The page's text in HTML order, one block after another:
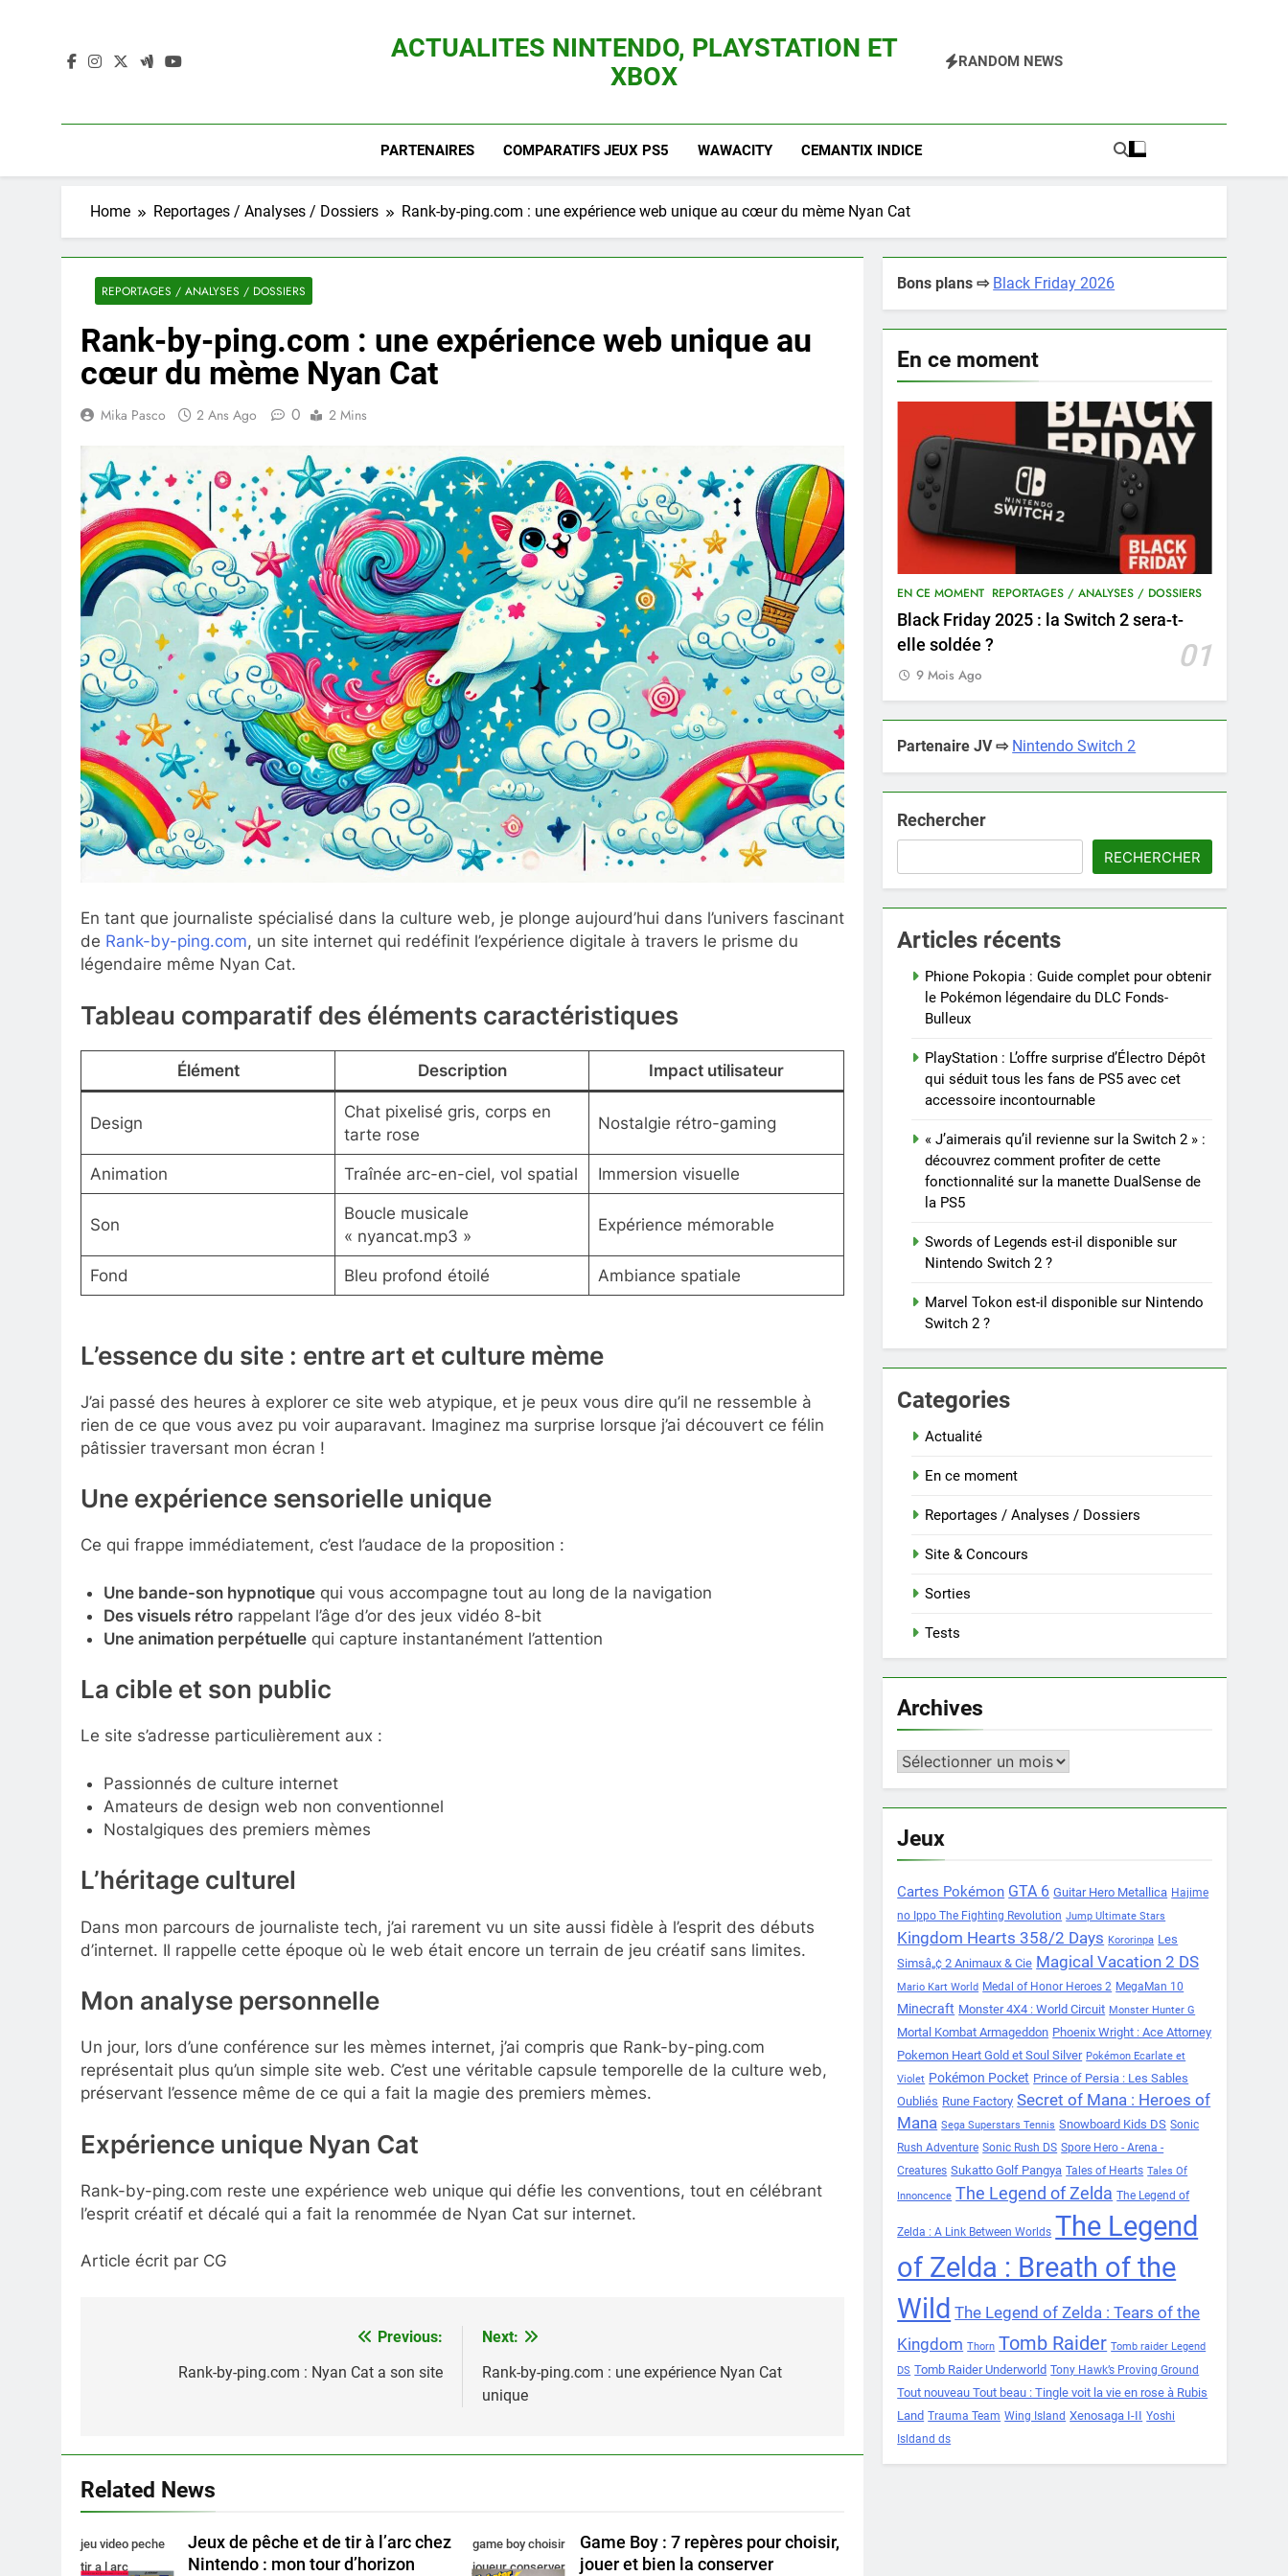
ACTUALITES NINTENDO, PLAYSTATION ET
XBOX
RANDOM NEWS
PARTENAIRES COMPARATIFS JEUX PS5 WAWACITY CEMANTIX INDICE
Home Reportages / Analyses / Dossiers Rank-by-ping.com : une expérience web unique au cœur du mème Nyan Cat
REPORTAGES / ANALYSES / DOSSIERS
Rank-by-ping.com : une expérience web unique au
cœur du mème Nyan Cat
Mika Pasco 2 Ans Ago 0 2 Mins
En tant que journaliste spécialisé dans la culture web, je plonge aujourd’hui dans l’univers fascinant
de Rank-by-ping.com, un site internet qui redéfinit l’expérience digitale à travers le prisme du
légendaire même Nyan Cat.
Tableau comparatif des éléments caractéristiques
Élément Description Impact utilisateur
Design
Chat pixelisé gris, corps en
tarte rose
Nostalgie rétro-gaming
Animation Traînée arc-en-ciel, vol spatial Immersion visuelle
Son
Boucle musicale
« nyancat.mp3 »
Expérience mémorable
Fond Bleu profond étoilé Ambiance spatiale
L’essence du site : entre art et culture mème
J’ai passé des heures à explorer ce site web atypique, et je peux vous dire qu’il ne ressemble à
rien de ce que vous avez pu voir auparavant. Imaginez ma surprise lorsque j’ai découvert ce félin
pâtissier traversant mon écran !
Une expérience sensorielle unique
Ce qui frappe immédiatement, c’est l’audace de la proposition :
Une bande-son hypnotiquequi vous accompagne tout au long de la navigation
Des visuels rétrorappelant l’âge d’or des jeux vidéo 8-bit
Une animation perpétuellequi capture instantanément l’attention
La cible et son public
Le site s’adresse particulièrement aux :
Passionnés de culture internet
Amateurs de design web non conventionnel
Nostalgiques des premiers mèmes
L’héritage culturel
Dans mon parcours de journaliste tech, j’ai rarement vu un site aussi fidèle à l’esprit des débuts
d’internet. Il rappelle cette époque où le web était encore un terrain de jeu créatif sans limites.
Mon analyse personnelle
Un jour, lors d’une conférence sur les mèmes internet, j’ai compris que Rank-by-ping.com
représentait plus qu’un simple site web. C’est une véritable capsule temporelle de la culture web,
préservant l’essence même de ce qui a fait la magie des premiers mèmes.
Expérience unique Nyan Cat
Rank-by-ping.com reste une expérience web unique qui défie les conventions, tout en célébrant
l’esprit créatif et décalé qui a fait la renommée de Nyan Cat sur internet.
Article écrit par CG
Previous:
Rank-by-ping.com : Nyan Cat a son site
Next:
Rank-by-ping.com : une expérience Nyan Cat
unique
Related News
jeu video peche
tir a l arc
Jeux de pêche et de tir à l’arc chez
Nintendo : mon tour d’horizon
game boy choisir
joueur conserver
Game Boy : 7 repères pour choisir,
jouer et bien la conserver
Bons plans ⇨ Black Friday 2026
En ce moment
EN CE MOMENT REPORTAGES / ANALYSES / DOSSIERS
Black Friday 2025 : la Switch 2 sera-t-
elle soldée ?
01
9 Mois Ago
Partenaire JV ⇨ Nintendo Switch 2
Rechercher
RECHERCHER
Articles récents
Phione Pokopia : Guide complet pour obtenir
le Pokémon légendaire du DLC Fonds-
Bulleux
PlayStation : L’offre surprise d’Électro Dépôt
qui séduit tous les fans de PS5 avec cet
accessoire incontournable
« J’aimerais qu’il revienne sur la Switch 2 » :
découvrez comment profiter de cette
fonctionnalité sur la manette DualSense de
la PS5
Swords of Legends est-il disponible sur
Nintendo Switch 2 ?
Marvel Tokon est-il disponible sur Nintendo
Switch 2 ?
Categories
Actualité
En ce moment
Reportages / Analyses / Dossiers
Site & Concours
Sorties
Tests
Archives
Archives
Jeux
Cartes Pokémon GTA 6 Guitar Hero Metallica Hajime
no Ippo The Fighting Revolution Jump Ultimate Stars
Kingdom Hearts 358/2 Days Kororinpa Les
Simsâ„¢ 2 Animaux & Cie Magical Vacation 2 DS
Mario Kart World Medal of Honor Heroes 2 MegaMan 10
Minecraft Monster 4X4 : World Circuit Monster Hunter G
Mortal Kombat Armageddon Phoenix Wright : Ace Attorney
Pokemon Heart Gold et Soul Silver Pokémon Ecarlate et
Violet Pokémon Pocket Prince of Persia : Les Sables
Oubliés Rune Factory Secret of Mana : Heroes of
Mana Sega Superstars Tennis Snowboard Kids DS Sonic
Rush Adventure Sonic Rush DS Spore Hero - Arena -
Creatures Sukatto Golf Pangya Tales of Hearts Tales Of
Innoncence The Legend of Zelda The Legend of
Zelda : A Link Between Worlds The Legend
of Zelda : Breath of the
Wild The Legend of Zelda : Tears of the
Kingdom Thorn Tomb Raider Tomb raider Legend
DS Tomb Raider Underworld Tony Hawk’s Proving Ground
Tout nouveau Tout beau : Tingle voit la vie en rose à Rubis
Land Trauma Team Wing Island Xenosaga I-II Yoshi
Isldand ds